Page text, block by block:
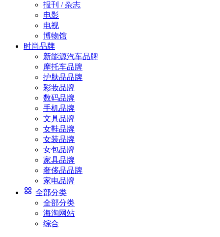
报刊 / 杂志
电影
电视
博物馆
时尚品牌
新能源汽车品牌
摩托车品牌
护肤品品牌
彩妆品牌
数码品牌
手机品牌
文具品牌
女鞋品牌
女装品牌
女包品牌
家具品牌
奢侈品品牌
家电品牌
全部分类
全部分类
海淘网站
综合